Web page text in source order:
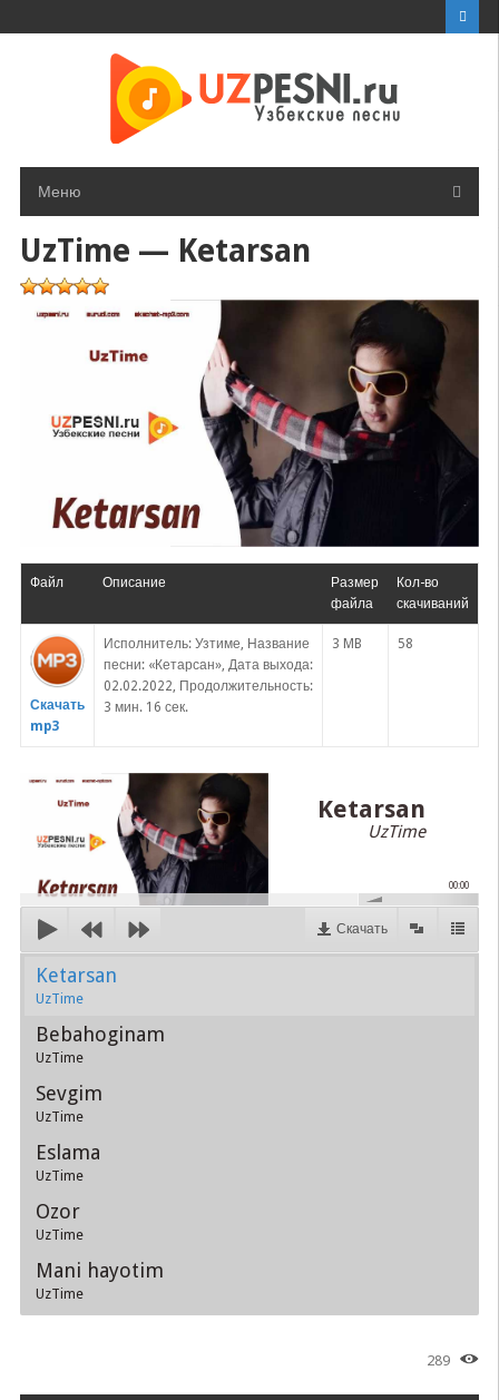
Меню
UzTime — Ketarsan
Файл Описание
Размер
файла
Кол-во
скачиваний
Скачать
mp3
Исполнитель: Узтиме, Название
песни: «Кетарсан», Дата выхода:
02.02.2022, Продолжительность:
3 мин. 16 сек.
3 MB 58
Ketarsan
UzTime
00:00
Скачать
Ketarsan
UzTime
Bebahoginam
UzTime
Sevgim
UzTime
Eslama
UzTime
Ozor
UzTime
Mani hayotim
UzTime
289